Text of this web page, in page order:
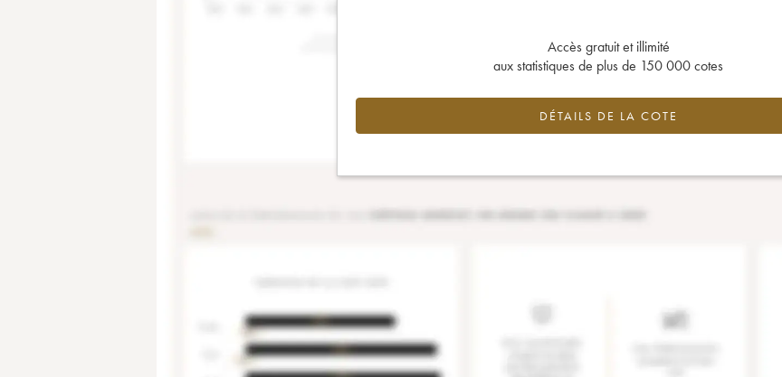
Accès gratuit et illimité
aux statistiques de plus de 150 000 cotes
DÉTAILS DE LA COTE